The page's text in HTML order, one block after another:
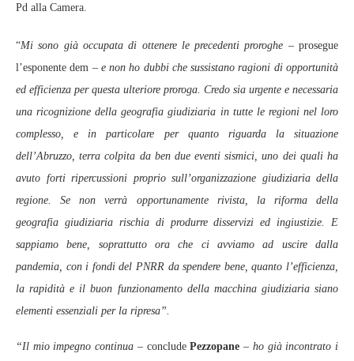
Pd alla Camera.
“Mi sono già occupata di ottenere le precedenti proroghe – prosegue
l’esponente dem –e non ho dubbi che sussistano ragioni di opportunità
ed efficienza per questa ulteriore proroga. Credo sia urgente e necessaria
una ricognizione della geografia giudiziaria in tutte le regioni nel loro
complesso, e in particolare per quanto riguarda la situazione
dell’Abruzzo, terra colpita da ben due eventi sismici, uno dei quali ha
avuto forti ripercussioni proprio sull’organizzazione giudiziaria della
regione. Se non verrà opportunamente rivista, la riforma della
geografia giudiziaria rischia di produrre disservizi ed ingiustizie. E
sappiamo bene, soprattutto ora che ci avviamo ad uscire dalla
pandemia, con i fondi del PNRR da spendere bene, quanto l’efficienza,
la rapidità e il buon funzionamento della macchina giudiziaria siano
elementi essenziali per la ripresa”.
“Il mio impegno continua – concludePezzopane – ho già incontrato i